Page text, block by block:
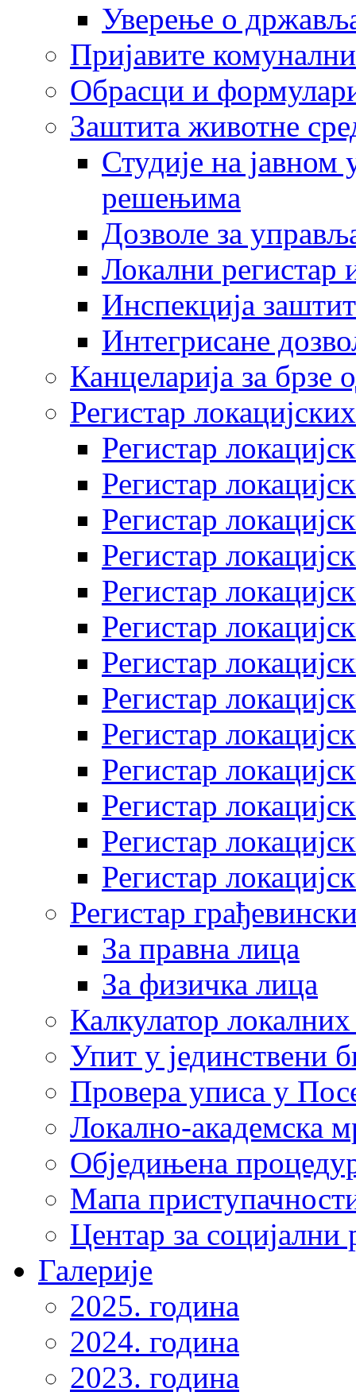
Уверење о
Пријавите
Обрасци и
Заштита животне
Студије на
решењима
Дозволе за
Локални регистар
Инспекција
Интегрисане
Канцеларија за брзе
Регистар
Регистар
Регистар
Регистар
Регистар
Регистар
Регистар
Регистар
Регистар
Регистар
Регистар
Регистар
Регистар
Регистар
Регистар
За правна лица
За физичка лица
Калкулатор
Упит у јединствени
Провера уписа у
Локално-академска
Обједињена
Мапа
Центар за
Галерије
2025. година
2024. година
2023. година